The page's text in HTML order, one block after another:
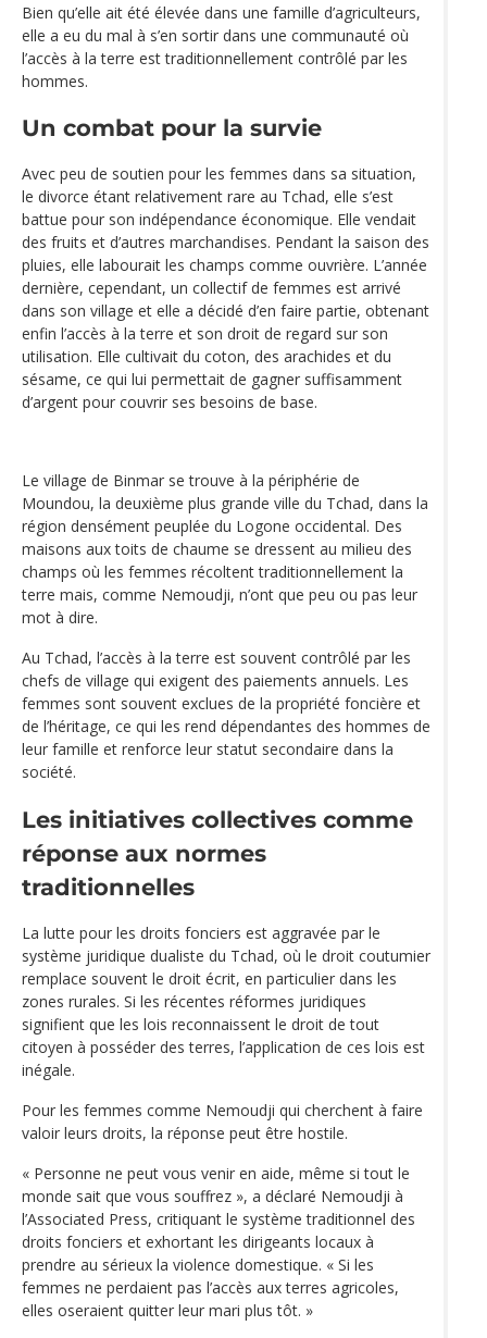
Bien qu’elle ait été élevée dans une famille d’agriculteurs,
elle a eu du mal à s’en sortir dans une communauté où
l’accès à la terre est traditionnellement contrôlé par les
hommes.
Un combat pour la survie
Avec peu de soutien pour les femmes dans sa situation,
le divorce étant relativement rare au Tchad, elle s’est
battue pour son indépendance économique. Elle vendait
des fruits et d’autres marchandises. Pendant la saison des
pluies, elle labourait les champs comme ouvrière. L’année
dernière, cependant, un collectif de femmes est arrivé
dans son village et elle a décidé d’en faire partie, obtenant
enfin l’accès à la terre et son droit de regard sur son
utilisation. Elle cultivait du coton, des arachides et du
sésame, ce qui lui permettait de gagner suffisamment
d’argent pour couvrir ses besoins de base.
Le village de Binmar se trouve à la périphérie de
Moundou, la deuxième plus grande ville du Tchad, dans la
région densément peuplée du Logone occidental. Des
maisons aux toits de chaume se dressent au milieu des
champs où les femmes récoltent traditionnellement la
terre mais, comme Nemoudji, n’ont que peu ou pas leur
mot à dire.
Au Tchad, l’accès à la terre est souvent contrôlé par les
chefs de village qui exigent des paiements annuels. Les
femmes sont souvent exclues de la propriété foncière et
de l’héritage, ce qui les rend dépendantes des hommes de
leur famille et renforce leur statut secondaire dans la
société.
Les initiatives collectives comme
réponse aux normes
traditionnelles
La lutte pour les droits fonciers est aggravée par le
système juridique dualiste du Tchad, où le droit coutumier
remplace souvent le droit écrit, en particulier dans les
zones rurales. Si les récentes réformes juridiques
signifient que les lois reconnaissent le droit de tout
citoyen à posséder des terres, l’application de ces lois est
inégale.
Pour les femmes comme Nemoudji qui cherchent à faire
valoir leurs droits, la réponse peut être hostile.
« Personne ne peut vous venir en aide, même si tout le
monde sait que vous souffrez », a déclaré Nemoudji à
l’Associated Press, critiquant le système traditionnel des
droits fonciers et exhortant les dirigeants locaux à
prendre au sérieux la violence domestique. « Si les
femmes ne perdaient pas l’accès aux terres agricoles,
elles oseraient quitter leur mari plus tôt. »